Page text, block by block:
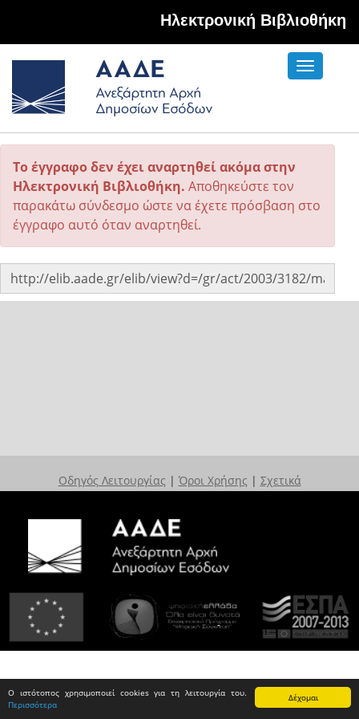
Δέχομαι
Ο ιστότοπος χρησιμοποιεί cookies για τη λειτουργία του.
Περισσότερα
Hλεκτρονική Βιβλιοθήκη
Toggle
Το έγγραφο δεν έχει αναρτηθεί ακόμα στην
Ηλεκτρονική Βιβλιοθήκη. Αποθηκεύστε τον
παρακάτω σύνδεσμο ώστε να έχετε πρόσβαση στο
έγγραφο αυτό όταν αναρτηθεί.
Οδηγός Λειτουργίας | Όροι Χρήσης | Σχετικά